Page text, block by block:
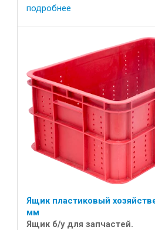
счет того, что ящик идет в ...
подробнее
Ящик пластиковый
мм
Ящик б/у для запчастей.